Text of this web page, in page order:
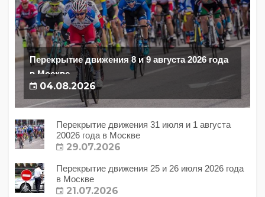
Перекрытие движения 8 и 9 августа 2026 года
в Москве
04.08.2026
Перекрытие движения 31 июля и 1 августа
20026 года в Москве
29.07.2026
Перекрытие движения 25 и 26 июля 2026 года
в Москве
21.07.2026